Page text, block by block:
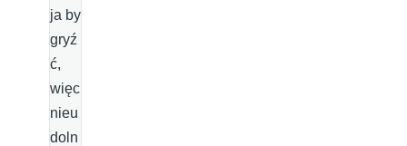
ja by
gryź
ć,
więc
nieu
doln